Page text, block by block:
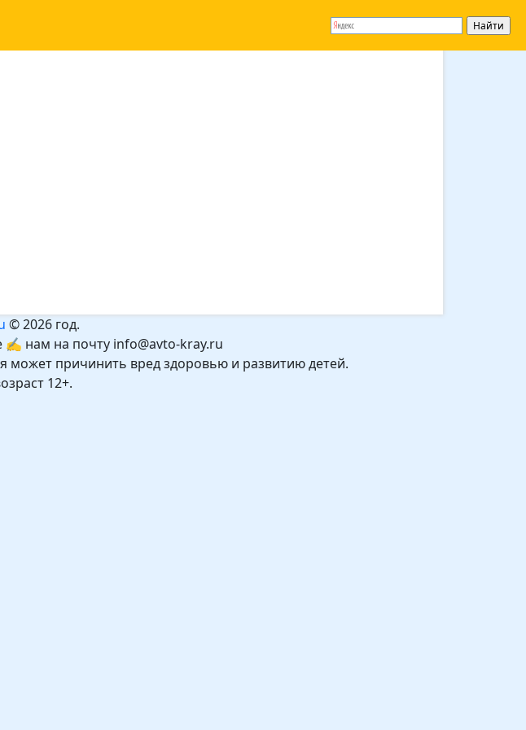
© 2026 год.
нам на почту info@avto-kray.ru
может причинить вред здоровью и развитию детей.
12+.